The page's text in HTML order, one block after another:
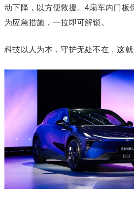
动下降，以方便救援。4扇车内门板
为应急措施，一拉即可解锁。
科技以人为本，守护无处不在，这就